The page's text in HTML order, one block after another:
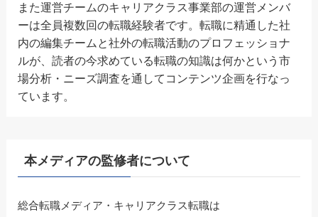
また運営チームのキャリアクラス事業部の運営メンバ
ーは全員複数回の転職経験者です。転職に精通した社
内の編集チームと社外の転職活動のプロフェッショナ
ルが、読者の今求めている転職の知識は何かという市
場分析・ニーズ調査を通してコンテンツ企画を行なっ
ています。
本メディアの監修者について
総合転職メディア・キャリアクラス転職は